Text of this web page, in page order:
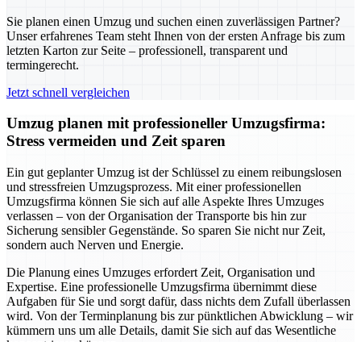
Sie planen einen Umzug und suchen einen zuverlässigen Partner?
Unser erfahrenes Team steht Ihnen von der ersten Anfrage bis zum
letzten Karton zur Seite – professionell, transparent und
termingerecht.
Jetzt schnell vergleichen
Umzug planen mit professioneller Umzugsfirma:
Stress vermeiden und Zeit sparen
Ein gut geplanter Umzug ist der Schlüssel zu einem reibungslosen
und stressfreien Umzugsprozess. Mit einer professionellen
Umzugsfirma können Sie sich auf alle Aspekte Ihres Umzuges
verlassen – von der Organisation der Transporte bis hin zur
Sicherung sensibler Gegenstände. So sparen Sie nicht nur Zeit,
sondern auch Nerven und Energie.
Die Planung eines Umzuges erfordert Zeit, Organisation und
Expertise. Eine professionelle Umzugsfirma übernimmt diese
Aufgaben für Sie und sorgt dafür, dass nichts dem Zufall überlassen
wird. Von der Terminplanung bis zur pünktlichen Abwicklung – wir
kümmern uns um alle Details, damit Sie sich auf das Wesentliche